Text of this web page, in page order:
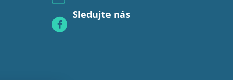
Sledujte nás